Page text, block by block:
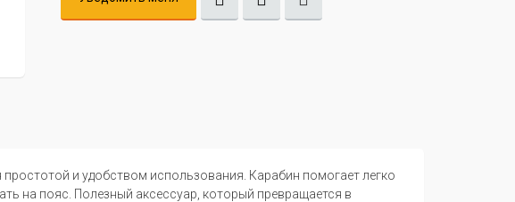
и удобством использования. Карабин помогает легко
на пояс. Полезный аксессуар, который превращается в